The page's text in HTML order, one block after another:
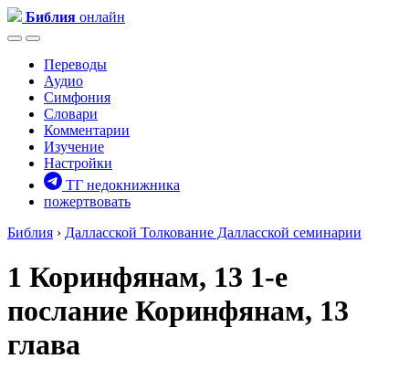
Библия онлайн
Переводы
Аудио
Симфония
Словари
Комментарии
Изучение
Настройки
ТГ недокнижника
пожертвовать
Библия › Далласской Толкование Далласской семинарии
1 Коринфянам, 13 1-е
послание Коринфянам, 13
глава